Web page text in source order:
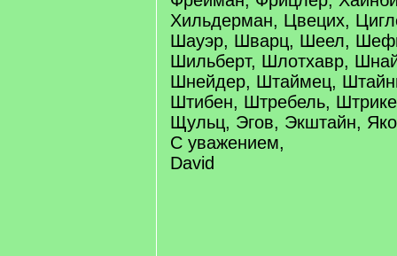
Хильдерман, Цвецих,
Шауэр, Шварц, Шеел,
Шильберт, Шлотхавр,
Шнейдер, Штаймец,
Штибен, Штребель,
Щульц, Эгов, Экштайн,
С уважением,
David